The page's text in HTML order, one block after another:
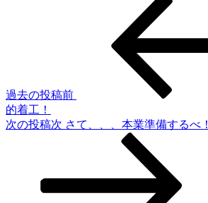
過去の投稿前
的着工！
次の投稿次 さて、、、本業準備するべ！